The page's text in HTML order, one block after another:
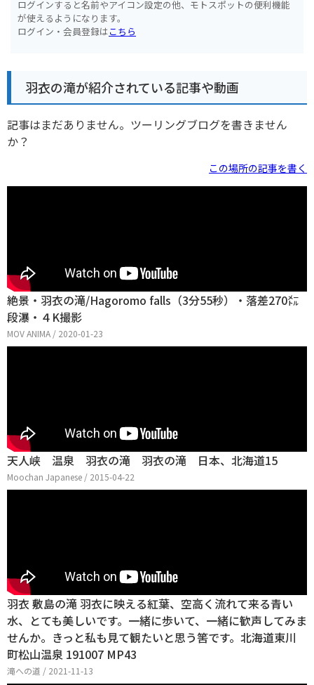
ログインすると名前やアイコン設定の他、モトスポットの便利機能
が使えるようになります。
ログイン・会員登録はこちら
羽衣の滝が紹介されている記事や動画
記事はまだありません。ツーリングブログを書きません
か？
この場所の記事を書く
絶景・羽衣の滝/Hagoromo falls（3分55秒）・落差270㍍
段瀑・４K撮影
MOV ANIMA / 2020-01-23
天人峡 温泉 羽衣の滝 羽衣の滝 日本、北海道15
Moochan Japanese / 2015-04-22
羽衣 敷島の滝 羽衣に映える紅葉、空高く流れて来る青い
水、とても美しいです。一緒に歩いて、一緒に歓声してみま
せんか。きっと私も見て観たいと思う筈です。北海道東川
町松山温泉 191007 MP43
滝への道 / 2021-11-13